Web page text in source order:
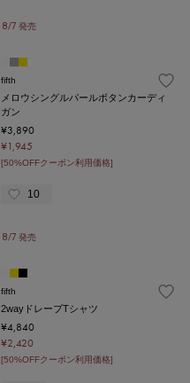
8/7 発売
fifth
メロウシングルパールボタンカーディ
ガン
¥3,890
¥1,945
[50%OFFクーポン利用価格]
10
8/7 発売
fifth
2wayドレープTシャツ
¥4,840
¥2,420
[50%OFFクーポン利用価格]